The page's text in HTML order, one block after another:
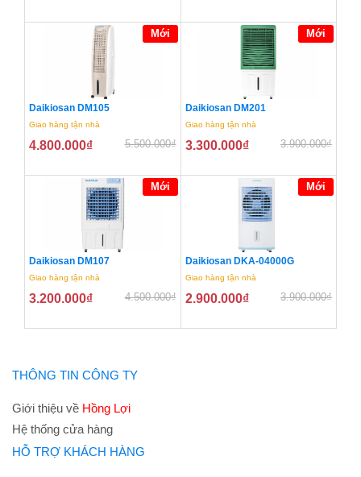
Mới
Daikiosan DM105
Giao hàng tận nhà
4.800.000₫ 5.500.000₫
Mới
Daikiosan DM201
Giao hàng tận nhà
3.300.000₫ 3.900.000₫
Mới
Daikiosan DM107
Giao hàng tận nhà
3.200.000₫ 4.500.000₫
Mới
Daikiosan DKA-04000G
Giao hàng tận nhà
2.900.000₫ 3.900.000₫
THÔNG TIN CÔNG TY
Giới thiệu về Hồng Lợi
Hệ thống cửa hàng
HỖ TRỢ KHÁCH HÀNG